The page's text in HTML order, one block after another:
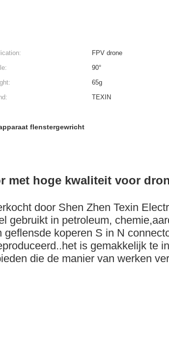
FPV drone
90°
65g
TEXIN
flenstergewricht
met hoge kwaliteit voor
door Shen Zhen Texin
gebruikt in petroleum,
koperen S in N
is gemakkelijk te
die de manier van werken